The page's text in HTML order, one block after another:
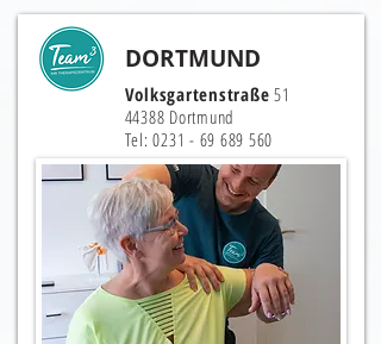
DORTMUND
Volksgartenstraße 51
44388 Dortmund
Tel:0231 - 69 689 560